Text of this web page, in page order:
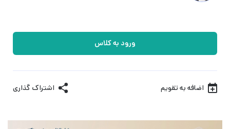
ورود به کلاس
اضافه به تقویم اشتراک گذاری